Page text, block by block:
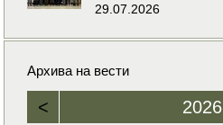
29.07.2026
Архива на вести
< 2026